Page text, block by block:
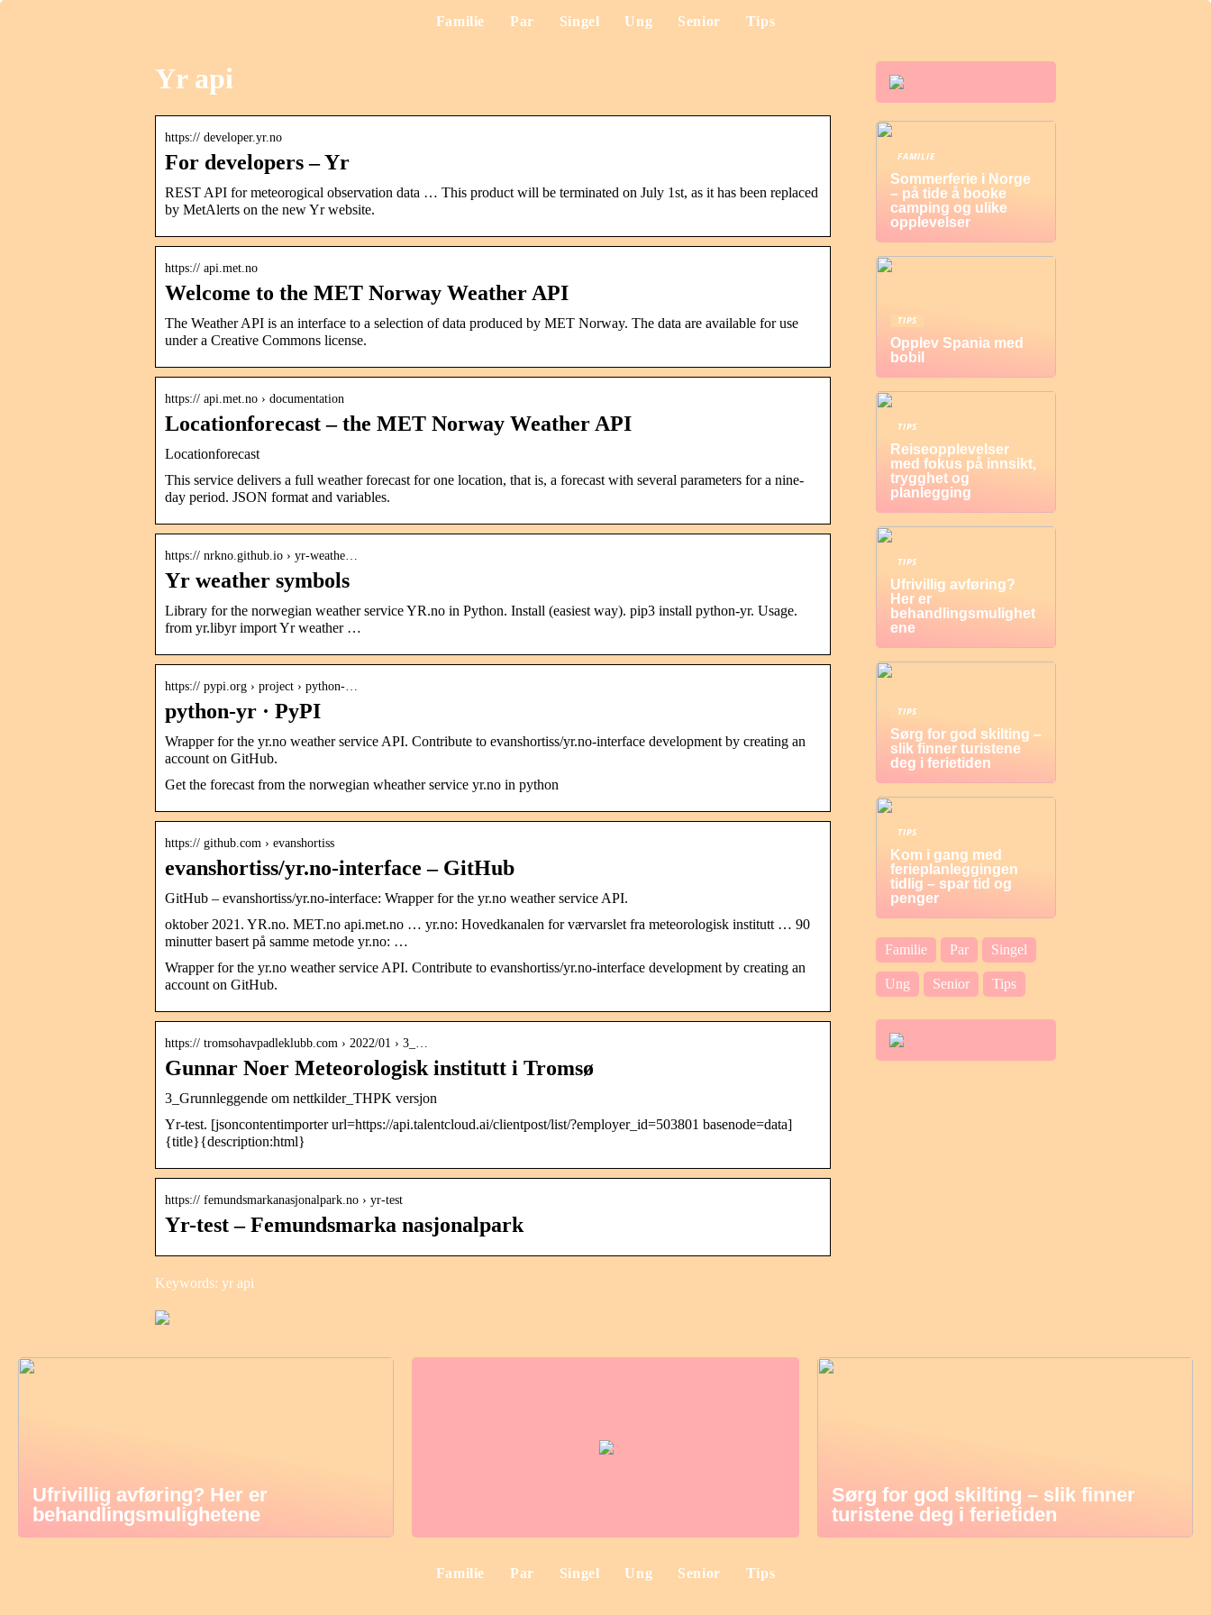
Familie Par Singel Ung Senior Tips
Yr api
https:// developer.yr.no
For developers – Yr
REST API for meteorogical observation data … This product will be terminated on July 1st, as it has been replaced
by MetAlerts on the new Yr website.
https:// api.met.no
Welcome to the MET Norway Weather API
The Weather API is an interface to a selection of data produced by MET Norway. The data are available for use
under a Creative Commons license.
https:// api.met.no › documentation
Locationforecast – the MET Norway Weather API
Locationforecast
This service delivers a full weather forecast for one location, that is, a forecast with several parameters for a nine-
day period. JSON format and variables.
https:// nrkno.github.io › yr-weathe…
Yr weather symbols
Library for the norwegian weather service YR.no in Python. Install (easiest way). pip3 install python-yr. Usage.
from yr.libyr import Yr weather …
https:// pypi.org › project › python-…
python-yr · PyPI
Wrapper for the yr.no weather service API. Contribute to evanshortiss/yr.no-interface development by creating an
account on GitHub.
Get the forecast from the norwegian wheather service yr.no in python
https:// github.com › evanshortiss
evanshortiss/yr.no-interface – GitHub
GitHub – evanshortiss/yr.no-interface: Wrapper for the yr.no weather service API.
oktober 2021. YR.no. MET.no api.met.no … yr.no: Hovedkanalen for værvarslet fra meteorologisk institutt … 90
minutter basert på samme metode yr.no: …
Wrapper for the yr.no weather service API. Contribute to evanshortiss/yr.no-interface development by creating an
account on GitHub.
https:// tromsohavpadleklubb.com › 2022/01 › 3_…
Gunnar Noer Meteorologisk institutt i Tromsø
3_Grunnleggende om nettkilder_THPK versjon
Yr-test. [jsoncontentimporter url=https://api.talentcloud.ai/clientpost/list/?employer_id=503801 basenode=data]
{title}{description:html}
https:// femundsmarkanasjonalpark.no › yr-test
Yr-test – Femundsmarka nasjonalpark
Keywords: yr api
FAMILIE
Sommerferie i Norge
– på tide å booke
camping og ulike
opplevelser
TIPS
Opplev Spania med
bobil
TIPS
Reiseopplevelser
med fokus på innsikt,
trygghet og
planlegging
TIPS
Ufrivillig avføring?
Her er
behandlingsmulighet
ene
TIPS
Sørg for god skilting –
slik finner turistene
deg i ferietiden
TIPS
Kom i gang med
ferieplanleggingen
tidlig – spar tid og
penger
Familie Par Singel
Ung Senior Tips
Ufrivillig avføring? Her er
behandlingsmulighetene
Sørg for god skilting – slik finner
turistene deg i ferietiden
Familie Par Singel Ung Senior Tips